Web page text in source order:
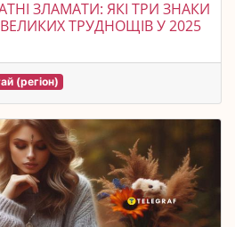
ЗЛАМАТИ: ЯКІ ТРИ ЗНАКИ
ТРУДНОЩІВ У 2025
(регіон)